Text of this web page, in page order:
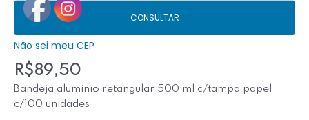
CONSULTAR
Não sei meu CEP
R$89,50
Bandeja alumínio retangular 500 ml c/tampa papel
c/100 unidades